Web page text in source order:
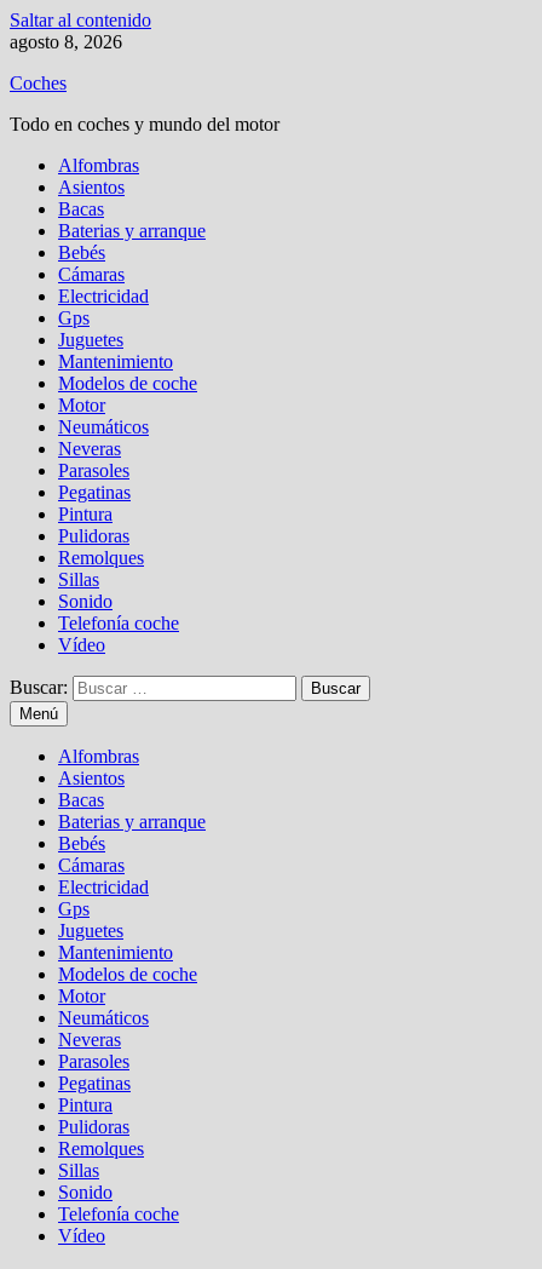
Saltar al contenido
agosto 8, 2026
Coches
Todo en coches y mundo del motor
Alfombras
Asientos
Bacas
Baterias y arranque
Bebés
Cámaras
Electricidad
Gps
Juguetes
Mantenimiento
Modelos de coche
Motor
Neumáticos
Neveras
Parasoles
Pegatinas
Pintura
Pulidoras
Remolques
Sillas
Sonido
Telefonía coche
Vídeo
Buscar:
Menú
Alfombras
Asientos
Bacas
Baterias y arranque
Bebés
Cámaras
Electricidad
Gps
Juguetes
Mantenimiento
Modelos de coche
Motor
Neumáticos
Neveras
Parasoles
Pegatinas
Pintura
Pulidoras
Remolques
Sillas
Sonido
Telefonía coche
Vídeo